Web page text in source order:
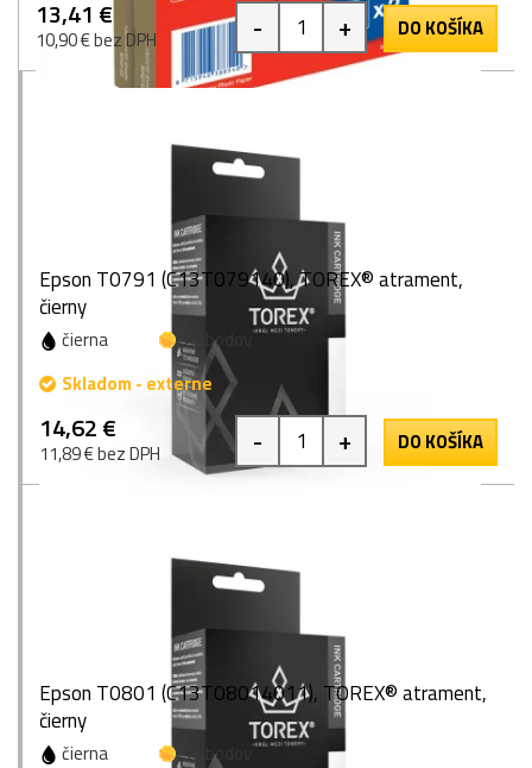
13,41 €
10,90 € bez DPH - + DO KOŠÍKA
Epson T0791 (C13T079140), TOREX® atrament,
čierny
čierna
20 bodov
Skladom - externe
14,62 €
11,89 € bez DPH - + DO KOŠÍKA
Epson T0801 (C13T08014011), TOREX® atrament,
čierny
čierna
16 bodov